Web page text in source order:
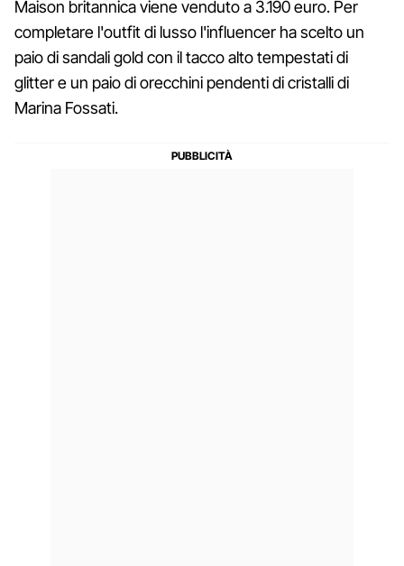
Maison britannica viene venduto a 3.190 euro. Per
completare l'outfit di lusso l'influencer ha scelto un
paio di sandali gold con il tacco alto tempestati di
glitter e un paio di orecchini pendenti di cristalli di
Marina Fossati.